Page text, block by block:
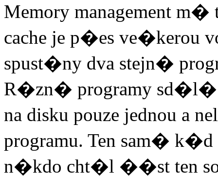
Memory management
cache je p�es ve�kerou
spust�ny dva stejn�
R�zn� programy sd�l�
na disku pouze jednou a
programu. Ten sam�
n�kdo cht�l ��st ten